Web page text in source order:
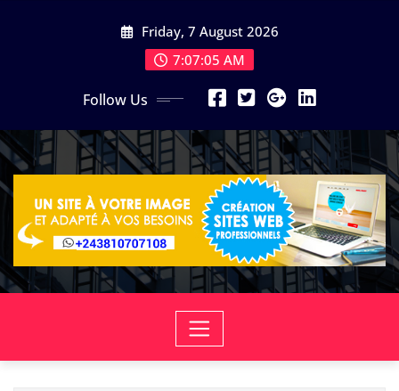
Friday, 7 August 2026
7:07:06 AM
Follow Us